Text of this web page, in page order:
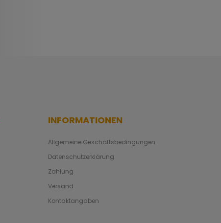
INFORMATIONEN
Allgemeine Geschäftsbedingungen
Datenschutzerklärung
Zahlung
Versand
Kontaktangaben